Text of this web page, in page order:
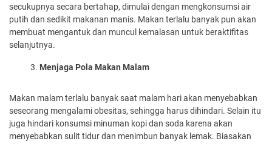
secukupnya secara bertahap, dimulai dengan mengkonsumsi air
putih dan sedikit makanan manis. Makan terlalu banyak pun akan
membuat mengantuk dan muncul kemalasan untuk beraktifitas
selanjutnya.
Menjaga Pola Makan Malam
Makan malam terlalu banyak saat malam hari akan menyebabkan
seseorang mengalami obesitas, sehingga harus dihindari. Selain itu
juga hindari konsumsi minuman kopi dan soda karena akan
menyebabkan sulit tidur dan menimbun banyak lemak. Biasakan